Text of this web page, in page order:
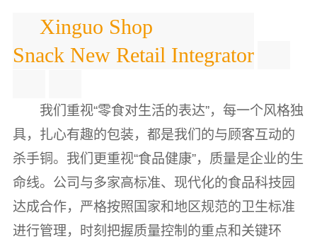
Xinguo Shop
Snack New Retail Integrator
我们重视“零食对生活的表达”，每一个风格独
具，扎心有趣的包装，都是我们的与顾客互动的
杀手铜。我们更重视“食品健康”，质量是企业的生
命线。公司与多家高标准、现代化的食品科技园
达成合作，严格按照国家和地区规范的卫生标准
进行管理，时刻把握质量控制的重点和关键环